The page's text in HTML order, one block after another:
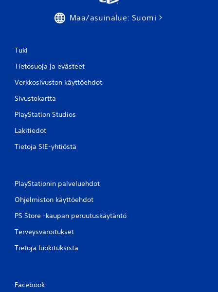
Maa/asuinalue: Suomi
Tuki
Tietosuoja ja evästeet
Verkkosivuston käyttöehdot
Sivustokartta
PlayStation Studios
Lakitiedot
Tietoja SIE-yhtiöstä
PlayStationin palveluehdot
Ohjelmiston käyttöehdot
PS Store -kaupan peruutuskäytäntö
Terveysvaroitukset
Tietoja luokituksista
Facebook